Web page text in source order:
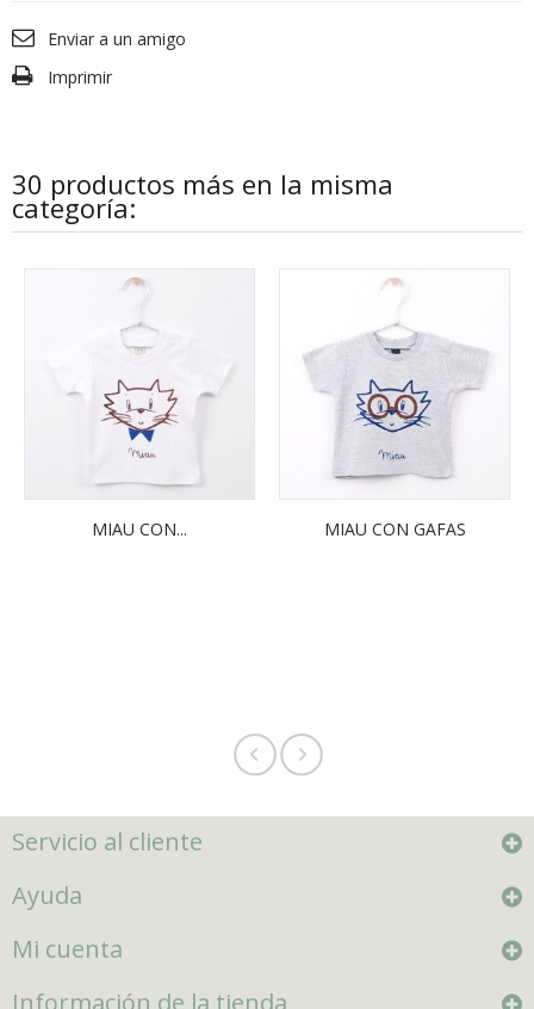
Enviar a un amigo
Imprimir
30 productos más en la misma
categoría:
MIAU CON... MIAU CON GAFAS
Servicio al cliente
Ayuda
Mi cuenta
Información de la tienda